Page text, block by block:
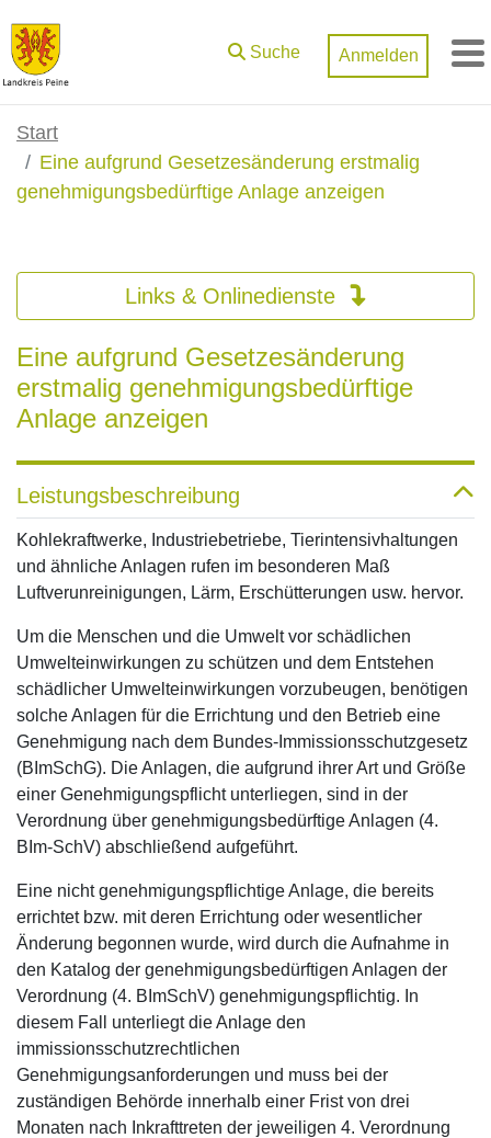
Zum Hauptinhalt springen
Suche Anmelden
Start
Eine aufgrund Gesetzesänderung erstmalig
genehmigungsbedürftige Anlage anzeigen
Links & Onlinedienste
Eine aufgrund Gesetzesänderung
erstmalig genehmigungsbedürftige
Anlage anzeigen
Leistungsbeschreibung
Kohlekraftwerke, Industriebetriebe, Tierintensivhaltungen
und ähnliche Anlagen rufen im besonderen Maß
Luftverunreinigungen, Lärm, Erschütterungen usw. hervor.
Um die Menschen und die Umwelt vor schädlichen
Umwelteinwirkungen zu schützen und dem Entstehen
schädlicher Umwelteinwirkungen vorzubeugen, benötigen
solche Anlagen für die Errichtung und den Betrieb eine
Genehmigung nach dem Bundes-Immissionsschutzgesetz
(BImSchG). Die Anlagen, die aufgrund ihrer Art und Größe
einer Genehmigungspflicht unterliegen, sind in der
Verordnung über genehmigungsbedürftige Anlagen (4.
BIm-SchV) abschließend aufgeführt.
Eine nicht genehmigungspflichtige Anlage, die bereits
errichtet bzw. mit deren Errichtung oder wesentlicher
Änderung begonnen wurde, wird durch die Aufnahme in
den Katalog der genehmigungsbedürftigen Anlagen der
Verordnung (4. BImSchV) genehmigungspflichtig. In
diesem Fall unterliegt die Anlage den
immissionsschutzrechtlichen
Genehmigungsanforderungen und muss bei der
zuständigen Behörde innerhalb einer Frist von drei
Monaten nach Inkrafttreten der jeweiligen 4. Verordnung